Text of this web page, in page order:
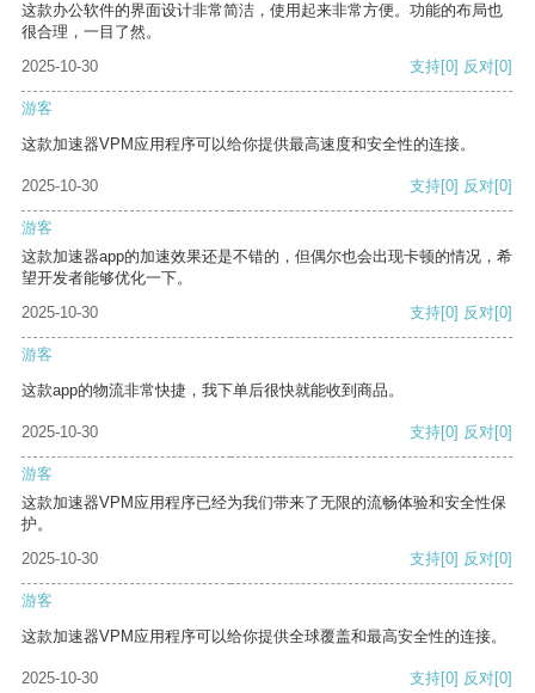
这款办公软件的界面设计非常简洁，使用起来非常方便。功能的布局也
很合理，一目了然。
2025-10-30
支持[0] 反对[0]
游客
这款加速器VPM应用程序可以给你提供最高速度和安全性的连接。
2025-10-30 支持[0] 反对[0]
游客
这款加速器app的加速效果还是不错的，但偶尔也会出现卡顿的情况，希
望开发者能够优化一下。
2025-10-30
支持[0] 反对[0]
游客
这款app的物流非常快捷，我下单后很快就能收到商品。
2025-10-30 支持[0] 反对[0]
游客
这款加速器VPM应用程序已经为我们带来了无限的流畅体验和安全性保
护。
2025-10-30
支持[0] 反对[0]
游客
这款加速器VPM应用程序可以给你提供全球覆盖和最高安全性的连接。
2025-10-30 支持[0] 反对[0]